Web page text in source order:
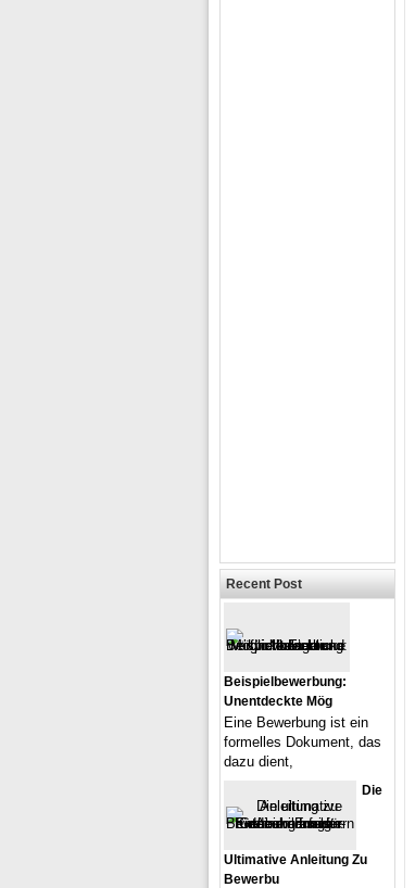
Recent Post
Beispielbewerbung:
Unentdeckte Mög
Eine Bewerbung ist ein
formelles Dokument, das
dazu dient,
Die
Ultimative Anleitung Zu
Bewerbu